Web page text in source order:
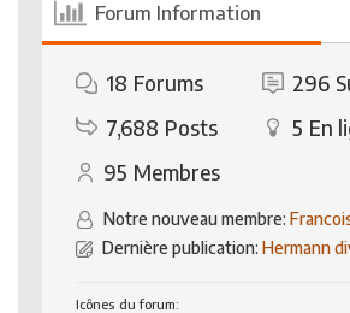
Forum Information
18 Forums 296
7,688 Posts 5 En
95 Membres
Notre nouveau membre:
Dernière publication: Hermann
Icônes du forum: